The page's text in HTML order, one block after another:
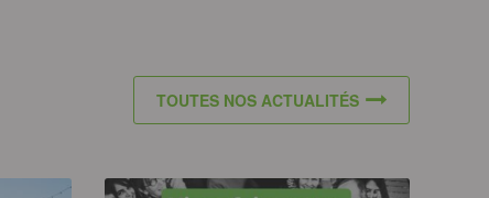
TOUTES NOS ACTUALITÉS